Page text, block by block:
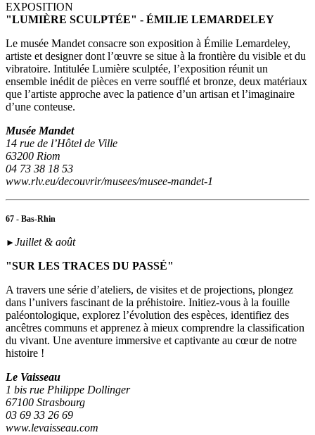
EXPOSITION
"LUMIÈRE SCULPTÉE" - ÉMILIE LEMARDELEY
Le musée Mandet consacre son exposition à Émilie Lemardeley,
artiste et designer dont l’œuvre se situe à la frontière du visible et du
vibratoire. Intitulée Lumière sculptée, l’exposition réunit un
ensemble inédit de pièces en verre soufflé et bronze, deux matériaux
que l’artiste approche avec la patience d’un artisan et l’imaginaire
d’une conteuse.
Musée Mandet
14 rue de l’Hôtel de Ville
63200 Riom
04 73 38 18 53
www.rlv.eu/decouvrir/musees/musee-mandet-1
67 - Bas-Rhin
► Juillet & août
"SUR LES TRACES DU PASSÉ"
A travers une série d’ateliers, de visites et de projections, plongez
dans l’univers fascinant de la préhistoire. Initiez-vous à la fouille
paléontologique, explorez l’évolution des espèces, identifiez des
ancêtres communs et apprenez à mieux comprendre la classification
du vivant. Une aventure immersive et captivante au cœur de notre
histoire !
Le Vaisseau
1 bis rue Philippe Dollinger
67100 Strasbourg
03 69 33 26 69
www.levaisseau.com